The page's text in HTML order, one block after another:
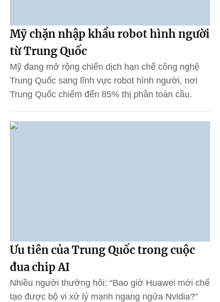
Mỹ chặn nhập khẩu robot hình người
từ Trung Quốc
Mỹ đang mở rộng chiến dịch hạn chế công nghệ
Trung Quốc sang lĩnh vực robot hình người, nơi
Trung Quốc chiếm đến 85% thị phần toàn cầu.
Ưu tiên của Trung Quốc trong cuộc
đua chip AI
Nhiều người thường hỏi: “Bao giờ Huawei mới chế
tạo được bộ vi xử lý mạnh ngang ngửa Nvidia?”